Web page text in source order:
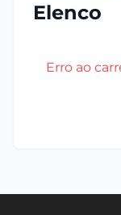
Elenco
Erro ao